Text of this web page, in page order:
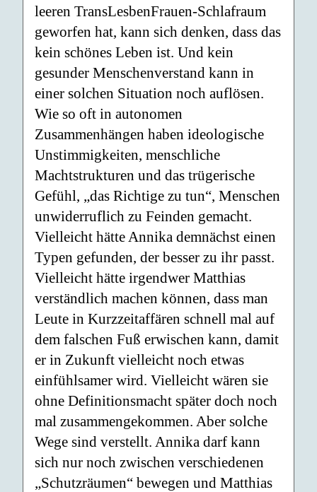
leeren TransLesbenFrauen-Schlafraum
geworfen hat, kann sich denken, dass das
kein schönes Leben ist. Und kein
gesunder Menschenverstand kann in
einer solchen Situation noch auflösen.
Wie so oft in autonomen
Zusammenhängen haben ideologische
Unstimmigkeiten, menschliche
Machtstrukturen und das trügerische
Gefühl, „das Richtige zu tun“, Menschen
unwiderruflich zu Feinden gemacht.
Vielleicht hätte Annika demnächst einen
Typen gefunden, der besser zu ihr passt.
Vielleicht hätte irgendwer Matthias
verständlich machen können, dass man
Leute in Kurzzeitaffären schnell mal auf
dem falschen Fuß erwischen kann, damit
er in Zukunft vielleicht noch etwas
einfühlsamer wird. Vielleicht wären sie
ohne Definitionsmacht später doch noch
mal zusammengekommen. Aber solche
Wege sind verstellt. Annika darf kann
sich nur noch zwischen verschiedenen
„Schutzräumen“ bewegen und Matthias